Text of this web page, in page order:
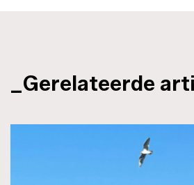
_Gerelateerde